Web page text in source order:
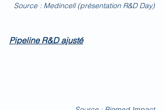
Source : Medincell (présentation R&D Day)
Pipeline R&D ajusté